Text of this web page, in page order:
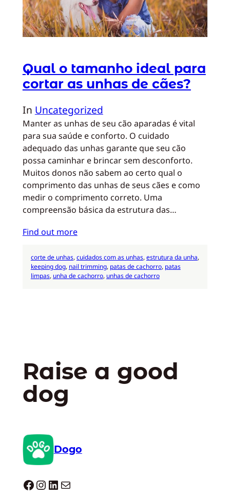
Qual o tamanho ideal para
cortar as unhas de cães?
In Uncategorized
Manter as unhas de seu cão aparadas é vital
para sua saúde e conforto. O cuidado
adequado das unhas garante que seu cão
possa caminhar e brincar sem desconforto.
Muitos donos não sabem ao certo qual o
comprimento das unhas de seus cães e como
medir o comprimento correto. Uma
compreensão básica da estrutura das…
Find out more
corte de unhas, cuidados com as unhas, estrutura da unha
keeping dog, nail trimming, patas de cachorro, patas
limpas, unha de cachorro, unhas de cachorro
Raise a good
dog
Dogo
Dogo facebook InstagramLinkedIn E-mail